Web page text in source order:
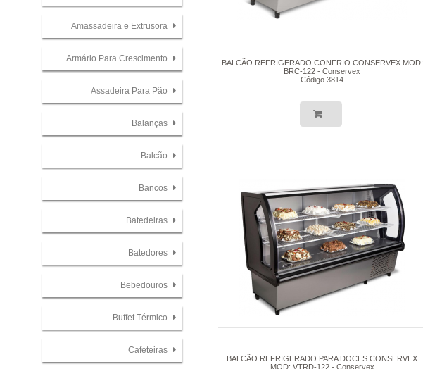
Amassadeira e Extrusora
Armário Para Crescimento
Assadeira Para Pão
Balanças
Balcão
Bancos
Batedeiras
Batedores
Bebedouros
Buffet Térmico
Cafeteiras
BALCÃO REFRIGERADO CONFRIO CONSERVEX MOD:
BRC-122 - Conservex
Código 3814
BALCÃO REFRIGERADO PARA DOCES CONSERVEX
MOD: VTRD-122 - Conservex